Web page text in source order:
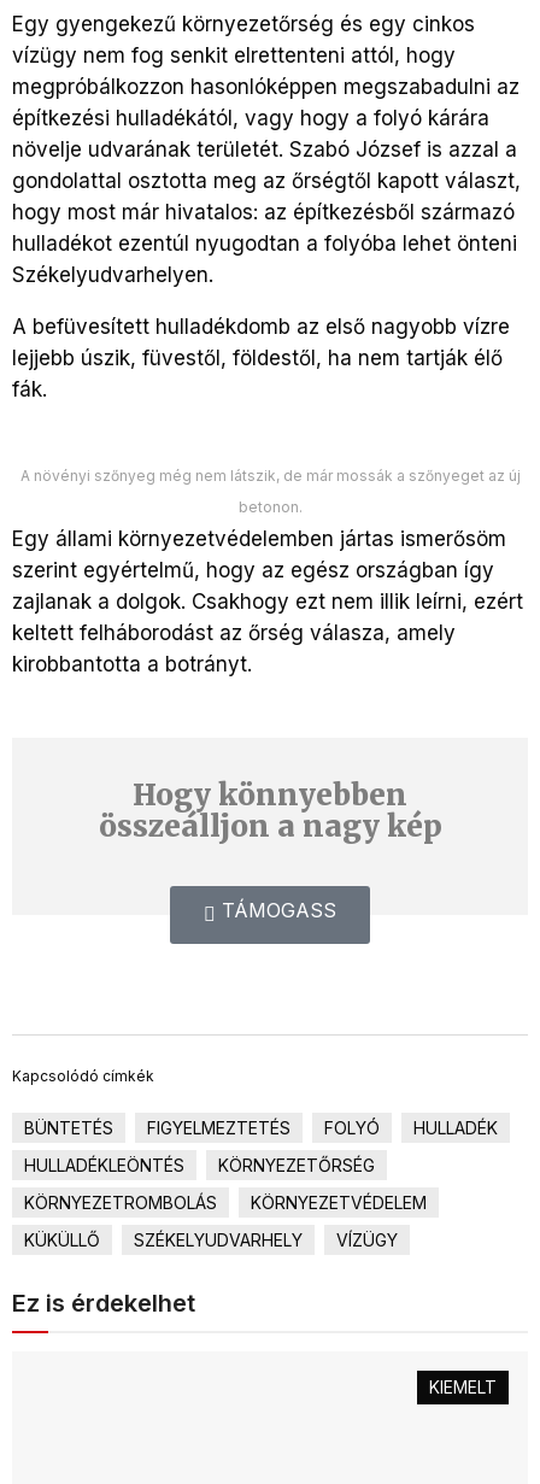
Egy gyengekezű környezetőrség és egy cinkos
vízügy nem fog senkit elrettenteni attól, hogy
megpróbálkozzon hasonlóképpen megszabadulni az
építkezési hulladékától, vagy hogy a folyó kárára
növelje udvarának területét. Szabó József is azzal a
gondolattal osztotta meg az őrségtől kapott választ,
hogy most már hivatalos: az építkezésből származó
hulladékot ezentúl nyugodtan a folyóba lehet önteni
Székelyudvarhelyen.
A befüvesített hulladékdomb az első nagyobb vízre
lejjebb úszik, füvestől, földestől, ha nem tartják élő
fák.
A növényi szőnyeg még nem látszik, de már mossák a szőnyeget az új
betonon.
Egy állami környezetvédelemben jártas ismerősöm
szerint egyértelmű, hogy az egész országban így
zajlanak a dolgok. Csakhogy ezt nem illik leírni, ezért
keltett felháborodást az őrség válasza, amely
kirobbantotta a botrányt.
Hogy könnyebben
összeálljon a nagy kép
TÁMOGASS
Kapcsolódó címkék
BÜNTETÉS FIGYELMEZTETÉS FOLYÓ
HULLADÉK
HULLADÉKLEÖNTÉS
KÖRNYEZETŐRSÉG
KÖRNYEZETROMBOLÁS
KÖRNYEZETVÉDELEM
KÜKÜLLŐ
SZÉKELYUDVARHELY VÍZÜGY
Ez is érdekelhet
KIEMELT